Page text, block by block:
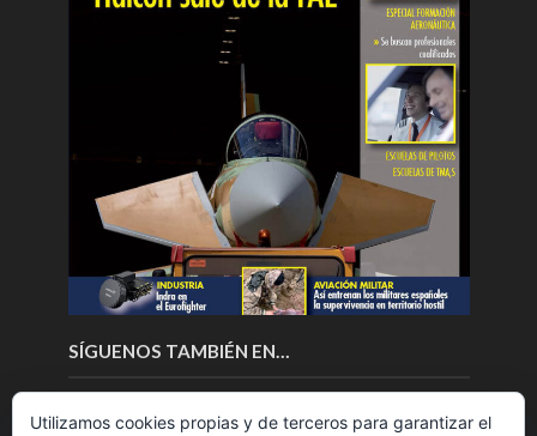
SÍGUENOS TAMBIÉN EN…
Utilizamos cookies propias y de terceros para garantizar el